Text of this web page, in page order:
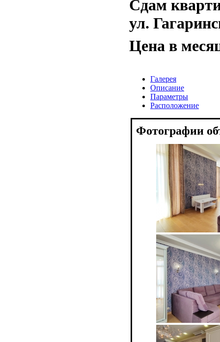
Сдам
ул.
Цена в
Галерея
Описание
Параметры
Расположение
Фотографии